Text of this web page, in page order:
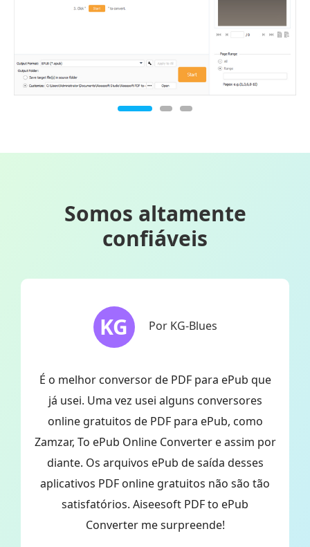
Somos altamente
confiáveis
KG Por KG-Blues
É o melhor conversor de PDF para ePub que
já usei. Uma vez usei alguns conversores
online gratuitos de PDF para ePub, como
Zamzar, To ePub Online Converter e assim por
diante. Os arquivos ePub de saída desses
aplicativos PDF online gratuitos não são tão
satisfatórios. Aiseesoft PDF to ePub
Converter me surpreende!